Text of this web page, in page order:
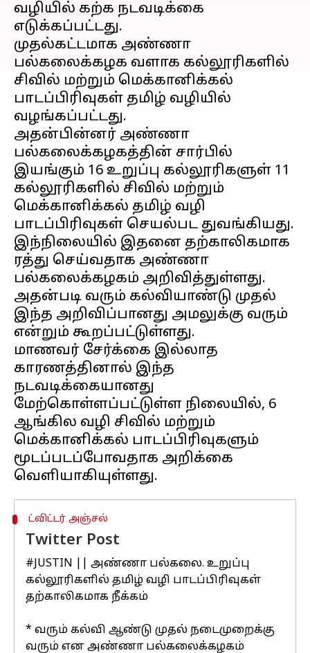
வழியில் கற்க நடவடிக்கை
எடுக்கப்பட்டது.
முதல்கட்டமாக அண்ணா
பல்கலைக்கழக வளாக கல்லூரிகளில்
சிவில் மற்றும் மெக்கானிக்கல்
பாடப்பிரிவுகள் தமிழ் வழியில்
வழங்கப்பட்டது.
அதன்பின்னர் அண்ணா
பல்கலைக்கழகத்தின் சார்பில்
இயங்கும் 16 உறுப்பு கல்லூரிகளுள் 11
கல்லூரிகளில் சிவில் மற்றும்
மெக்கானிக்கல் தமிழ் வழி
பாடப்பிரிவுகள் செயல்பட துவங்கியது.
இந்நிலையில் இதனை தற்காலிகமாக
ரத்து செய்வதாக அண்ணா
பல்கலைக்கழகம் அறிவித்துள்ளது.
அதன்படி வரும் கல்வியாண்டு முதல்
இந்த அறிவிப்பானது அமலுக்கு வரும்
என்றும் கூறப்பட்டுள்ளது.
மாணவர் சேர்க்கை இல்லாத
காரணத்தினால் இந்த
நடவடிக்கையானது
மேற்கொள்ளப்பட்டுள்ள நிலையில், 6
ஆங்கில வழி சிவில் மற்றும்
மெக்கானிக்கல் பாடப்பிரிவுகளும்
மூடப்படப்போவதாக அறிக்கை
ட்விட்டர் அஞ்சல்
Twitter Post
#JUSTIN || அண்ணா பல்கலை. உறுப்பு
கல்லூரிகளில் தமிழ் வழி பாடப்பிரிவுகள்
தற்காலிகமாக நீக்கம்
* வரும் கல்வி ஆண்டு முதல் நடைமுறைக்கு
வரும் என அண்ணா பல்கலைக்கழகம்